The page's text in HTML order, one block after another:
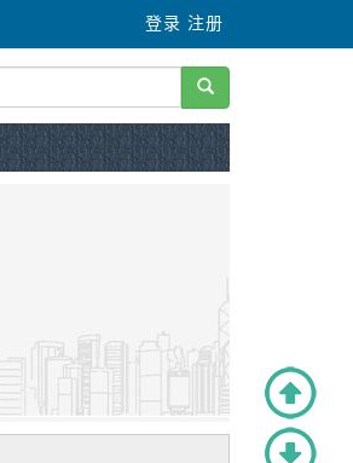
登录 注册